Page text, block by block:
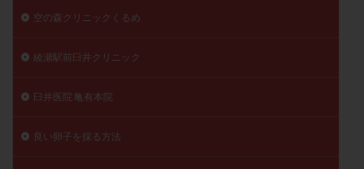
空の森クリニックくるめ
綾瀬駅前臼井クリニック
臼井医院 亀有本院
良い卵子を採る方法